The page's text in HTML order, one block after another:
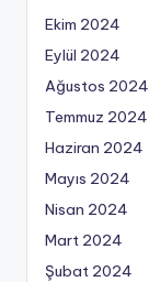
Ekim 2024
Eylül 2024
Ağustos 2024
Temmuz 2024
Haziran 2024
Mayıs 2024
Nisan 2024
Mart 2024
Şubat 2024